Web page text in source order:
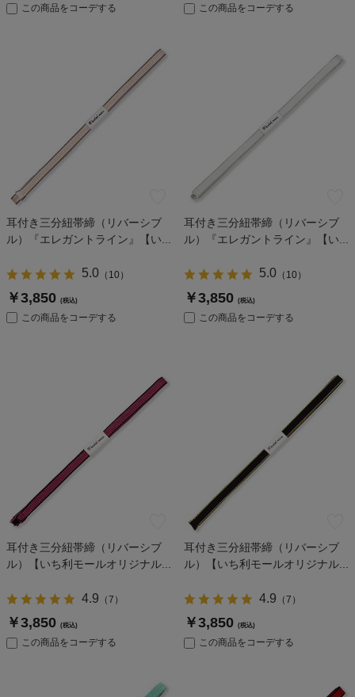
この商品をコーデする この商品をコーデする
耳付き三分紐帯締（リバーシブ
ル）『エレガントライン』【い...
5.0（ 10 ）
￥3,850 (税込)
この商品をコーデする
耳付き三分紐帯締（リバーシブ
ル）『エレガントライン』【い...
5.0（ 10 ）
￥3,850 (税込)
この商品をコーデする
耳付き三分紐帯締（リバーシブ
ル）【いち利モールオリジナル...
4.9 （7 ）
￥3,850 (税込)
この商品をコーデする
耳付き三分紐帯締（リバーシブ
ル）【いち利モールオリジナル...
4.9 （7 ）
￥3,850 (税込)
この商品をコーデする